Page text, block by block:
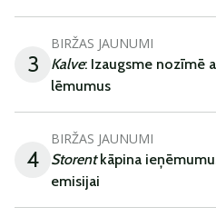
3
BIRŽAS JAUNUMI
Kalve: Izaugsme nozīmē
lēmumus
4
BIRŽAS JAUNUMI
Storentkāpina
emisijai